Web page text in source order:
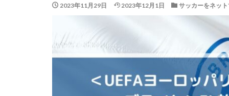
2023年11月29日 2023年12月1日 サッカーをネッ